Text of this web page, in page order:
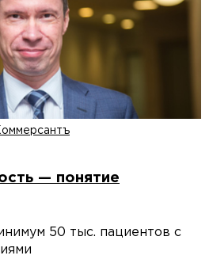
— понятие
50 тыс. пациентов с